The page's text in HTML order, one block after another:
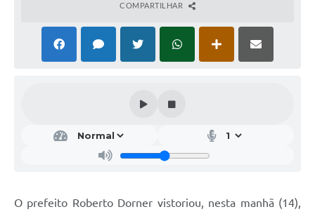
COMPARTILHAR
O prefeito Roberto Dorner vistoriou, nesta manhã (14),